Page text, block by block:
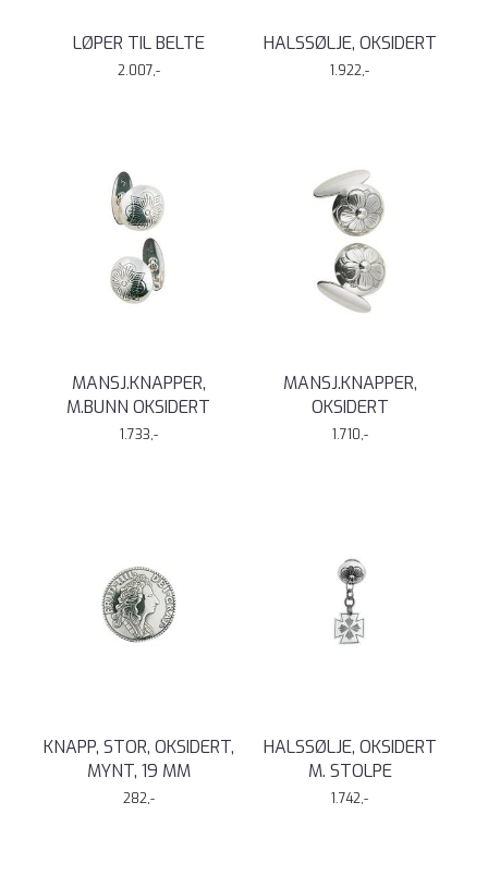
LØPER TIL BELTE
2.007,-
HALSSØLJE, OKSIDERT
1.922,-
MANSJ.KNAPPER,
M.BUNN OKSIDERT
1.733,-
MANSJ.KNAPPER,
OKSIDERT
1.710,-
KNAPP, STOR, OKSIDERT,
MYNT, 19 MM
282,-
HALSSØLJE, OKSIDERT
M. STOLPE
1.742,-